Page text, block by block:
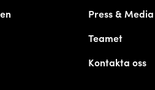
Press & Media
Teamet
Kontakta oss